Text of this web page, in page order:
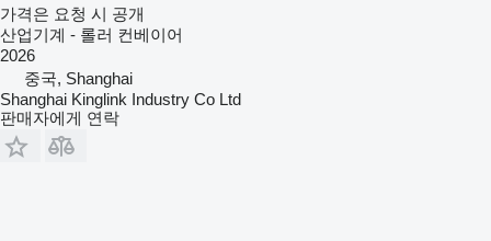
가격은 요청 시 공개
산업기계 - 롤러 컨베이어
2026
중국, Shanghai
Shanghai Kinglink Industry Co Ltd
판매자에게 연락